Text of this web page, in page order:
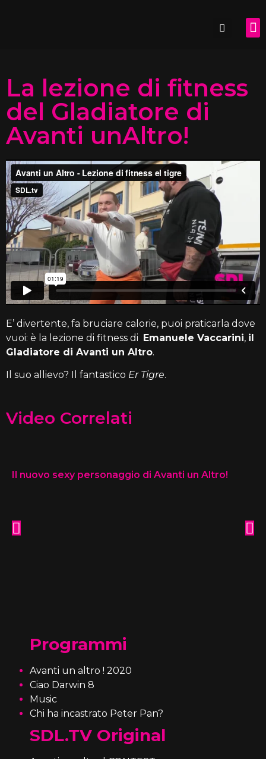
La lezione di fitness
del Gladiatore di
Avanti unAltro!
E’ divertente, fa bruciare calorie, puoi praticarla dove
vuoi: è la lezione di fitness di Emanuele Vaccarini, il
Gladiatore di Avanti un Altro.
Il suo allievo? Il fantastico Er Tigre.
Video Correlati
Il nuovo sexy personaggio di Avanti un Altro!
Programmi
Avanti un altro ! 2020
Ciao Darwin 8
Music
Chi ha incastrato Peter Pan?
SDL.TV Original